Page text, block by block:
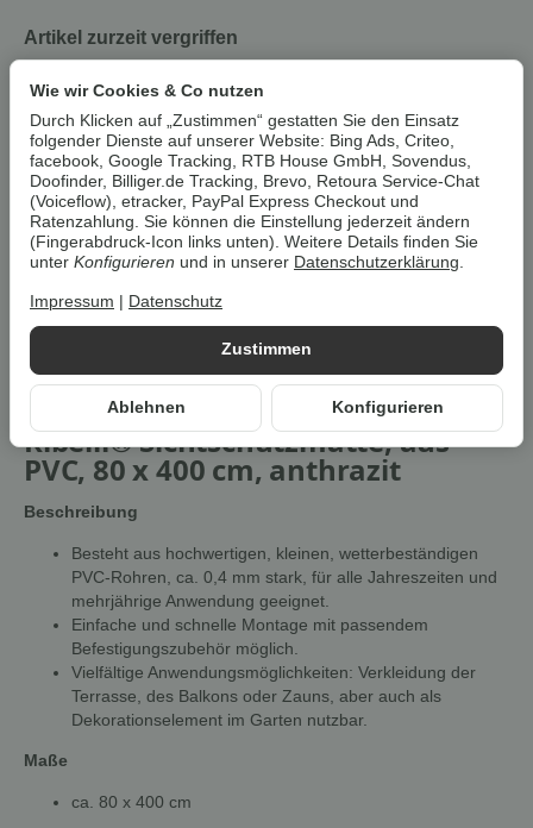
Artikel zurzeit vergriffen
Artikelnummer: 4251415755580Z1
Kategorie: Sonnenschutz & Überdachung
Beschreibung
Umverpackungen. Wenn immer es möglich ist, versenden wir Ihre
Ribelli® Sichtschutzmatte, aus
PVC, 80 x 400 cm, anthrazit
Beschreibung
Besteht aus hochwertigen, kleinen, wetterbeständigen
PVC-Rohren, ca. 0,4 mm stark, für alle Jahreszeiten und
mehrjährige Anwendung geeignet.
Einfache und schnelle Montage mit passendem
Befestigungszubehör möglich.
Vielfältige Anwendungsmöglichkeiten: Verkleidung der
Terrasse, des Balkons oder Zauns, aber auch als
Dekorationselement im Garten nutzbar.
Maße
ca. 80 x 400 cm
Zustimmen
Ablehnen Konfigurieren
Wie wir Cookies & Co nutzen
Durch Klicken auf „Zustimmen“ gestatten Sie den Einsatz
folgender Dienste auf unserer Website: Bing Ads, Criteo,
facebook, Google Tracking, RTB House GmbH, Sovendus,
Doofinder, Billiger.de Tracking, Brevo, Retoura Service-Chat
(Voiceflow), etracker, PayPal Express Checkout und
Ratenzahlung. Sie können die Einstellung jederzeit ändern
(Fingerabdruck-Icon links unten). Weitere Details finden Sie
unter Konfigurieren und in unserer Datenschutzerklärung.
Impressum Datenschutz